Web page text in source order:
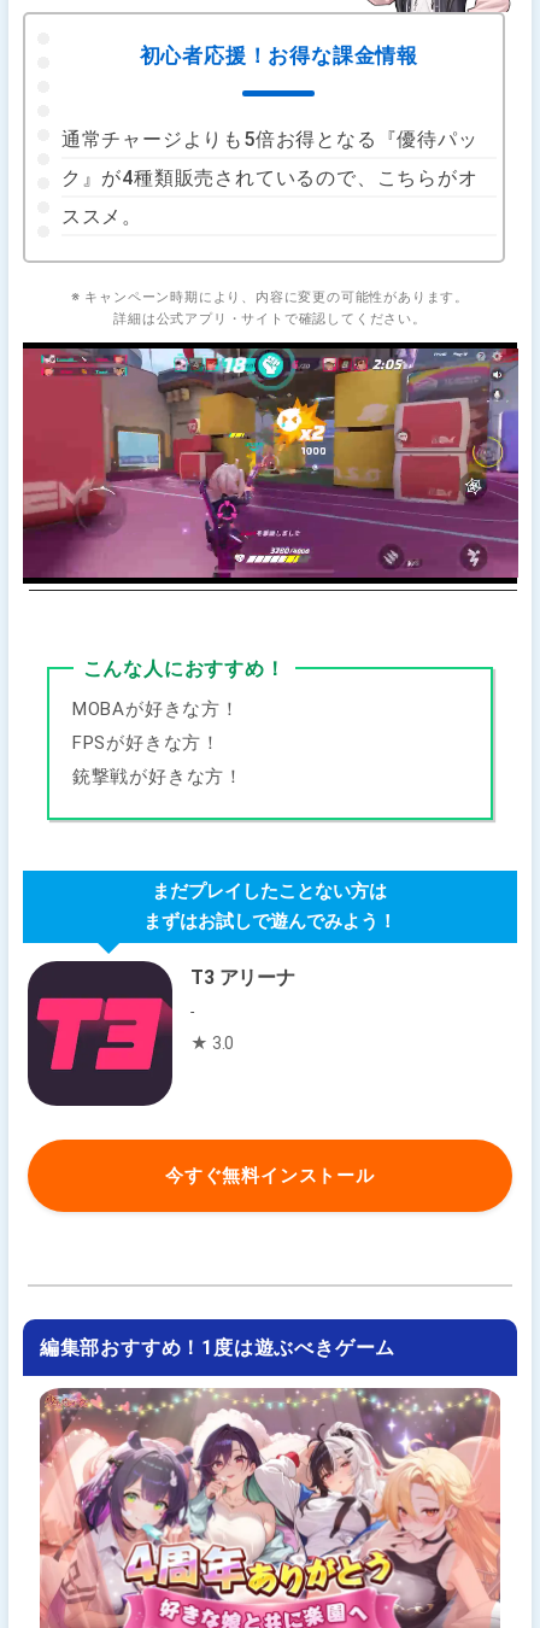
初心者応援！お得な課金情報
通常チャージよりも5倍お得となる『優待パッ
ク』が4種類販売されているので、こちらがオ
ススメ。
※ キャンペーン時期により、内容に変更の可能性があります。
詳細は公式アプリ・サイトで確認してください。
こんな人におすすめ！
MOBAが好きな方！
FPSが好きな方！
銃撃戦が好きな方！
まだプレイしたことない方は
まずはお試しで遊んでみよう！
T3 アリーナ
-
★ 3.0
今すぐ無料インストール
編集部おすすめ！1度は遊ぶべきゲーム